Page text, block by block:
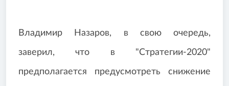
Владимир Назаров, в свою очередь,
заверил, что в "Стратегии-2020"
предполагается предусмотреть снижение